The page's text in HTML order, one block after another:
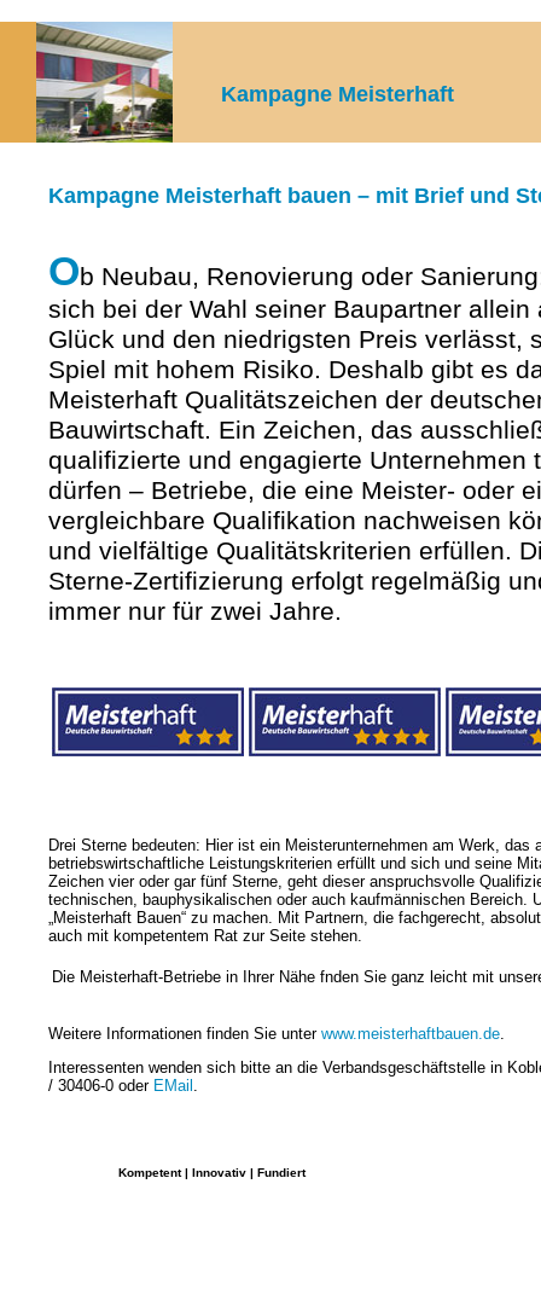
Kampagne Meisterhaft
Kampagne Meisterhaft bauen – mit Brief und
Ob Neubau, Renovierung oder
sich bei der Wahl seiner Baupartner allein
Glück und den niedrigsten Preis verlässt,
Spiel mit hohem Risiko. Deshalb gibt es
Meisterhaft Qualitätszeichen der
Bauwirtschaft. Ein Zeichen, das
qualifizierte und engagierte Unternehmen
dürfen – Betriebe, die eine Meister- oder
vergleichbare Qualifikation nachweisen
und vielfältige Qualitätskriterien erfüllen.
Sterne-Zertifizierung erfolgt regelmäßig
immer nur für zwei Jahre.
Drei Sterne bedeuten: Hier ist ein Meisterunternehmen am Werk,
betriebswirtschaftliche Leistungskriterien erfüllt und sich und seine
Zeichen vier oder gar fünf Sterne, geht dieser anspruchsvolle
technischen, bauphysikalischen oder auch kaufmännischen Bereich.
„Meisterhaft Bauen“ zu machen. Mit Partnern, die fachgerecht,
auch mit kompetentem Rat zur Seite stehen.
Die Meisterhaft-Betriebe in Ihrer Nähe fnden Sie ganz leicht mit
Weitere Informationen finden Sie unter www.meisterhaftbauen.de.
Interessenten wenden sich bitte an die Verbandsgeschäftstelle in
/ 30406-0 oder EMail .
Kompetent | Innovativ | Fundiert